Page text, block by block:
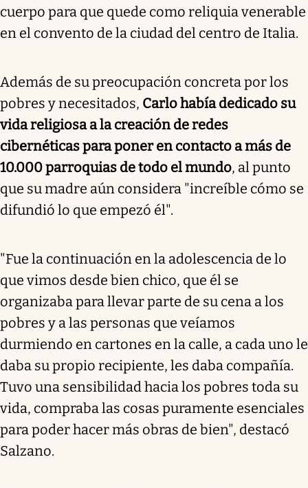
cuerpo para que quede como reliquia venerable
en el convento de la ciudad del centro de Italia.
Además de su preocupación concreta por los
pobres y necesitados, Carlo había dedicado su
vida religiosa a la creación de redes
cibernéticas para poner en contacto a más de
10.000 parroquias de todo el mundo, al punto
que su madre aún considera "increíble cómo se
difundió lo que empezó él".
"Fue la continuación en la adolescencia de lo
que vimos desde bien chico, que él se
organizaba para llevar parte de su cena a los
pobres y a las personas que veíamos
durmiendo en cartones en la calle, a cada uno le
daba su propio recipiente, les daba compañía.
Tuvo una sensibilidad hacia los pobres toda su
vida, compraba las cosas puramente esenciales
para poder hacer más obras de bien", destacó
Salzano.